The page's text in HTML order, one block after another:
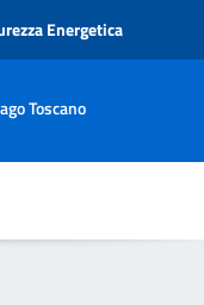
Energetica
Toscano